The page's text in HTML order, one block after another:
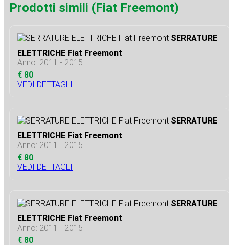
Prodotti simili (Fiat Freemont)
SERRATURE
ELETTRICHE Fiat Freemont
Anno: 2011 - 2015
€ 80
VEDI DETTAGLI
SERRATURE
ELETTRICHE Fiat Freemont
Anno: 2011 - 2015
€ 80
VEDI DETTAGLI
SERRATURE
ELETTRICHE Fiat Freemont
Anno: 2011 - 2015
€ 80